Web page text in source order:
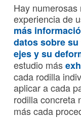
Hay
experiencia de
más
datos sobre
ejes y su
estudio más
cada rodilla
aplicar a cada
rodilla concreta
más cada